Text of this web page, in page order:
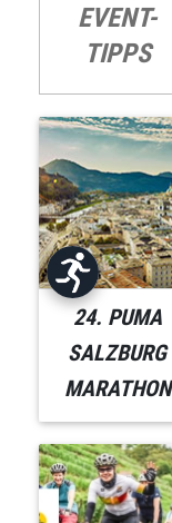
EVENT-
TIPPS
24. PUMA
SALZBURG
MARATHON